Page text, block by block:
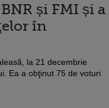
și FMI și a
în
la 21 decembrie
Ea a obţinut 75 de voturi